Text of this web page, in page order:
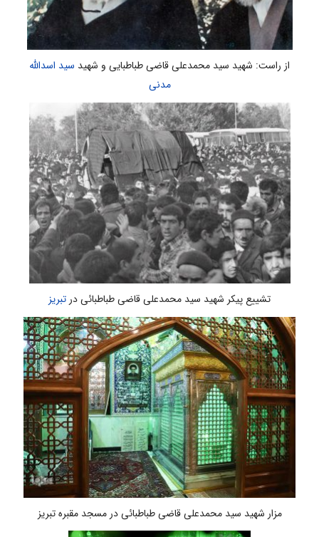
از راست: شهید سید محمدعلی قاضی طباطبایی و شهید سید اسدالله
مدنی
تشییع پیکر شهید سید محمدعلی قاضی طباطبائی در تبریز
مزار شهید سید محمدعلی قاضی طباطبائی در مسجد مقبره تبریز